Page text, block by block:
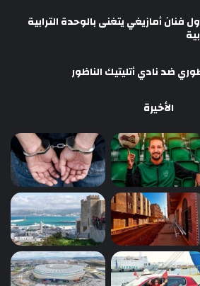
فنان أمازيغي يتغنى بالوحدة الترابية
ضد نادي أتليتيك الناظور
الأخيرة